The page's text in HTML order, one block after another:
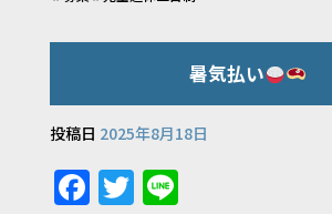
暑気払い
投稿日 2025年8月18日
F T Li